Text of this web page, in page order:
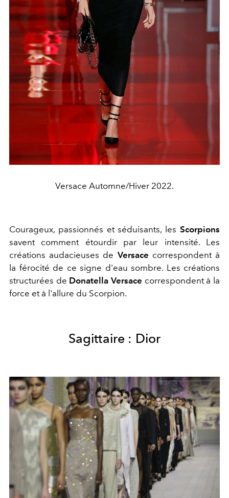
Versace Automne/Hiver 2022.
Courageux, passionnés et séduisants, les Scorpions
savent comment étourdir par leur intensité. Les
créations audacieuses de Versace correspondent à
la férocité de ce signe d'eau sombre. Les créations
structurées de Donatella Versace correspondent à la
force et à l'allure du Scorpion.
Sagittaire : Dior